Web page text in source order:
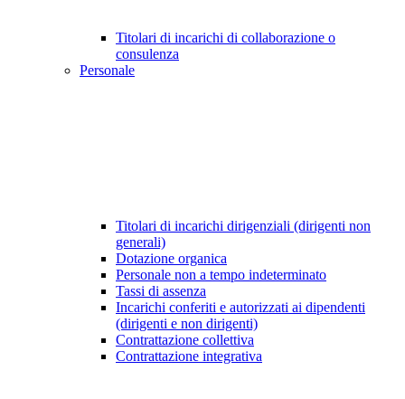
Titolari di incarichi di collaborazione o
consulenza
Personale
Titolari di incarichi dirigenziali (dirigenti non
generali)
Dotazione organica
Personale non a tempo indeterminato
Tassi di assenza
Incarichi conferiti e autorizzati ai dipendenti
(dirigenti e non dirigenti)
Contrattazione collettiva
Contrattazione integrativa